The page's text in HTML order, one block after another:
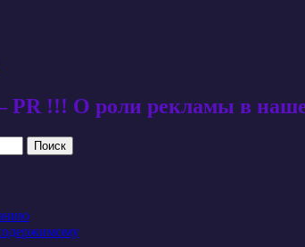
!!! О роли рекламы в